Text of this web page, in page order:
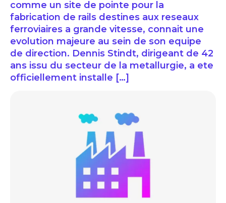
comme un site de pointe pour la
fabrication de rails destines aux reseaux
ferroviaires a grande vitesse, connait une
evolution majeure au sein de son equipe
de direction. Dennis Stindt, dirigeant de 42
ans issu du secteur de la metallurgie, a ete
officiellement installe […]